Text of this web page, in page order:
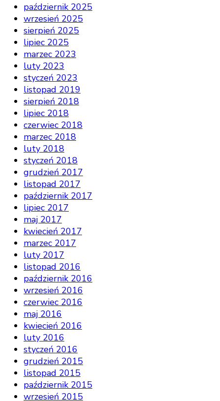
październik 2025
wrzesień 2025
sierpień 2025
lipiec 2025
marzec 2023
luty 2023
styczeń 2023
listopad 2019
sierpień 2018
lipiec 2018
czerwiec 2018
marzec 2018
luty 2018
styczeń 2018
grudzień 2017
listopad 2017
październik 2017
lipiec 2017
maj 2017
kwiecień 2017
marzec 2017
luty 2017
listopad 2016
październik 2016
wrzesień 2016
czerwiec 2016
maj 2016
kwiecień 2016
luty 2016
styczeń 2016
grudzień 2015
listopad 2015
październik 2015
wrzesień 2015